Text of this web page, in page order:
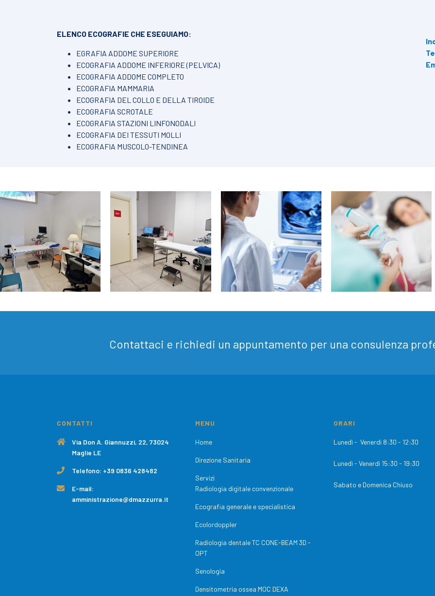
ELENCO ECOGRAFIE CHE ESEGUIAMO:
EGRAFIA ADDOME SUPERIORE
ECOGRAFIA ADDOME INFERIORE (PELVICA)
ECOGRAFIA ADDOME COMPLETO
ECOGRAFIA MAMMARIA
ECOGRAFIA DEL COLLO E DELLA TIROIDE
ECOGRAFIA SCROTALE
ECOGRAFIA STAZIONI LINFONODALI
ECOGRAFIA DEI TESSUTI MOLLI
ECOGRAFIA MUSCOLO-TENDINEA
Contattaci e richiedi un appuntamento per una consulenza
CONTATTI
Via Don A. Giannuzzi, 22, 73024
Maglie LE
Telefono: +39 0836 428482
E-mail:
amministrazione@dmazzurra.it
MENU
Home
Direzione Sanitaria
Servizi
Radiologia digitale convenzionale
Ecografia generale e specialistica
Ecolordoppler
Radiologia dentale TC CONE-BEAM 3D -
OPT
Senologia
Densitometria ossea MOC DEXA
ORARI
Lunedì - Venerdì 8:30 - 12:30
Lunedì - Venerdì 15:30 - 19:30
Sabato e Domenica Chiuso